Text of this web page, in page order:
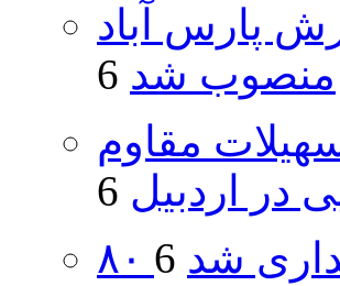
پارس آباد
منصوب شد
تومان تسهیلات مقاوم
در اردبیل
شد